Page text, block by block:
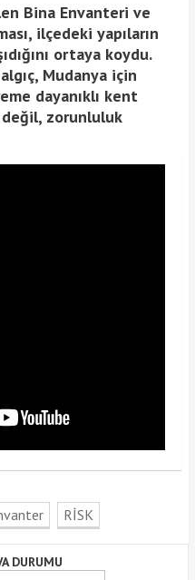
Bina Envanteri ve
ilçedeki yapıların
ortaya koydu.
Mudanya için
dayanıklı kent
zorunluluk
RİSK
DURUMU